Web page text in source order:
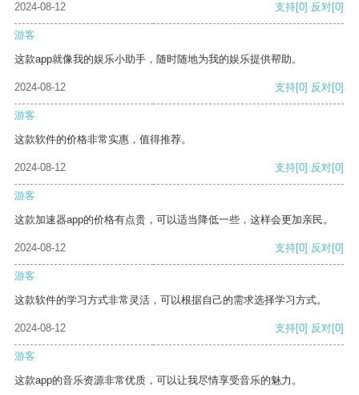
2024-08-12
支持[0] 反对[0]
游客
这款app就像我的娱乐小助手，随时随地为我的娱乐提供帮助。
2024-08-12 支持[0] 反对[0]
游客
这款软件的价格非常实惠，值得推荐。
2024-08-12 支持[0] 反对[0]
游客
这款加速器app的价格有点贵，可以适当降低一些，这样会更加亲民。
2024-08-12 支持[0] 反对[0]
游客
这款软件的学习方式非常灵活，可以根据自己的需求选择学习方式。
2024-08-12 支持[0] 反对[0]
游客
这款app的音乐资源非常优质，可以让我尽情享受音乐的魅力。